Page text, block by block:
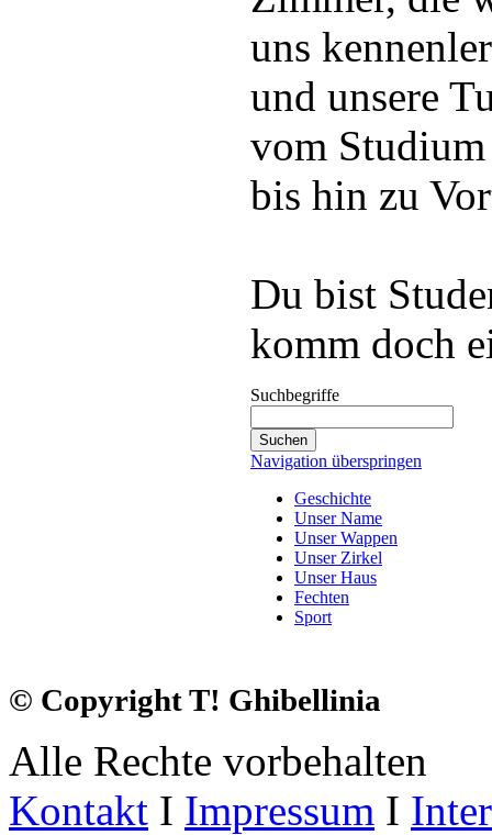
uns
und unsere
vom Studium
bis hin zu
Du bist
komm doch
Suchbegriffe
Navigation überspringen
Geschichte
Unser Name
Unser Wappen
Unser Zirkel
Unser Haus
Fechten
Sport
© Copyright T! Ghibellinia
Alle Rechte vorbehalten
Kontakt I Impressum I